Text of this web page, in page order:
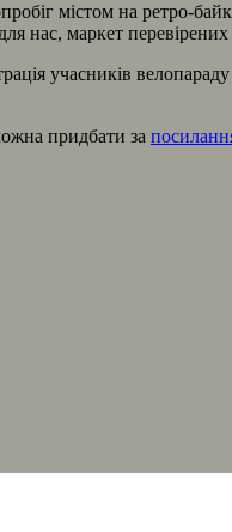
містом на ретро-
нас, маркет
учасників
придбати за